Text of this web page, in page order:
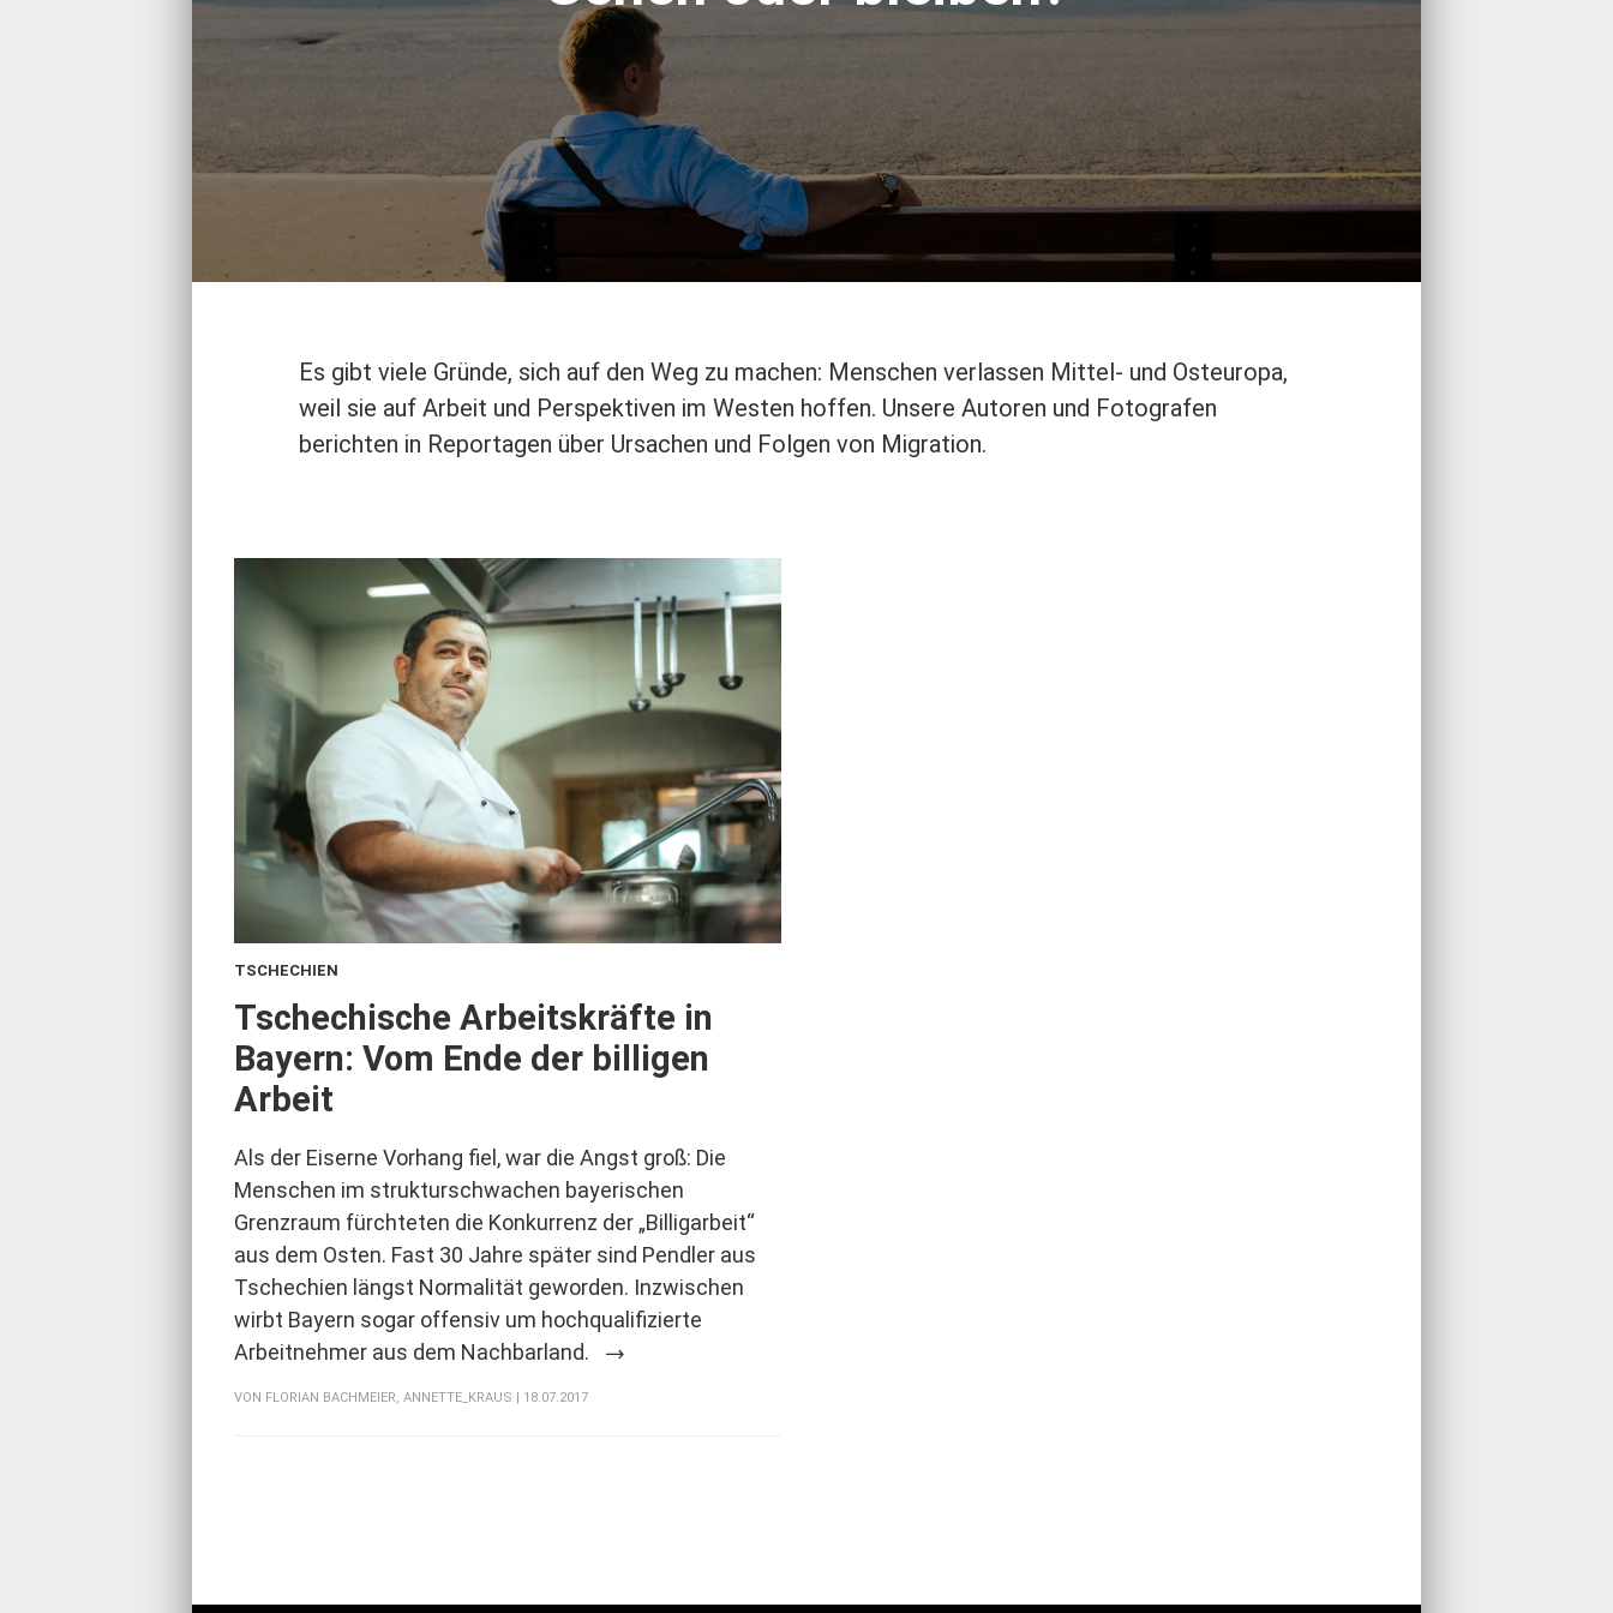
Es gibt viele Gründe, sich auf den Weg zu machen: Menschen verlassen Mittel- und Osteuropa,
weil sie auf Arbeit und Perspektiven im Westen hoffen. Unsere Autoren und Fotografen
berichten in Reportagen über Ursachen und Folgen von Migration.
TSCHECHIEN
Tschechische Arbeitskräfte in
Bayern: Vom Ende der billigen
Arbeit
Als der Eiserne Vorhang fiel, war die Angst groß: Die
Menschen im strukturschwachen bayerischen
Grenzraum fürchteten die Konkurrenz der „Billigarbeit“
aus dem Osten. Fast 30 Jahre später sind Pendler aus
Tschechien längst Normalität geworden. Inzwischen
wirbt Bayern sogar offensiv um hochqualifizierte
Arbeitnehmer aus dem Nachbarland.
VON FLORIAN BACHMEIER, ANNETTE_KRAUS | 18.07.2017